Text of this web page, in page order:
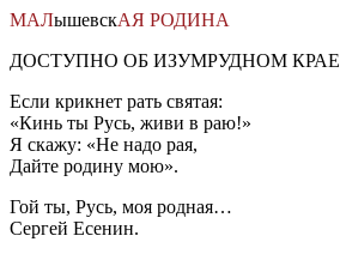
МАЛышевскАЯ РОДИНА
ДОСТУПНО ОБ ИЗУМРУДНОМ КРАЕ
Если крикнет рать святая:
«Кинь ты Русь, живи в раю!»
Я скажу: «Не надо рая,
Дайте родину мою».
Гой ты, Русь, моя родная…
Сергей Есенин.